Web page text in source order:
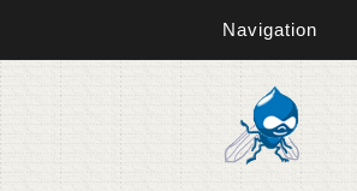
Navigation